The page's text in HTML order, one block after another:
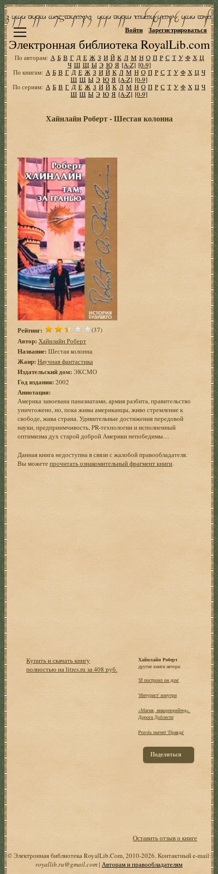
Электронная библиотека RoyalLib.com
Войти Зарегистрироваться
По авторам: А Б В Г Д Е Ж З И Й К Л М Н О П Р С Т У Ф Х Ц
Ч Ш Щ Ы Э Ю Я [A-Z] [0-9]
По книгам: А Б В Г Д Е Ж З И Й К Л М Н О П Р С Т У Ф Х Ц Ч
Ш Щ Ы Э Ю Я [A-Z] [0-9]
По сериям: А Б В Г Д Е Ж З И Й К Л М Н О П Р С Т У Ф Х Ц Ч
Ш Щ Ы Э Ю Я [A-Z] [0-9]
Хайнлайн Роберт - Шестая колонна
Рейтинг: (37)
Автор: Хайнлайн Роберт
Название: Шестая колонна
Жанр: Научная фантастика
Издательский дом: ЭКСМО
Год издания: 2002
Аннотация:
Америка завоевана паназиатами, армия разбита, правительство
уничтожено, но, пока живы американцы, живо стремление к
свободе, жива страна. Удивительные достижения передовой
науки, предприимчивость, PR-технологии и исполненный
оптимизма дух старой доброй Америки непобедимы…
Данная книга недоступна в связи с жалобой правообладателя.
Вы можетепрочитать ознакомительный фрагмент книги.
Купить и скачать книгу
полностью на litres.ru за 408 руб.
Хайнлайн Роберт
другие книги автора:
'И построил он дом'
'Интурист' изнутри
«Магия, инкорпорейтед».
Дорога Доблести
Pravda значит 'Правда'
Поделиться
Оставить отзыв о книге
© Электронная библиотека RoyalLib.Com, 2010-2026. Контактный e-mail:
royallib.ru@gmail.com| Авторам и правообладателям